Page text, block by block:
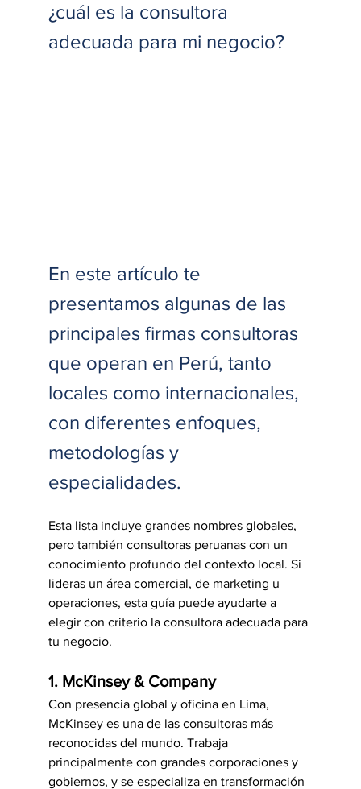
¿cuál es la consultora
adecuada para mi negocio?
En este artículo te
presentamos algunas de las
principales firmas consultoras
que operan en Perú, tanto
locales como internacionales,
con diferentes enfoques,
metodologías y
especialidades.
Esta lista incluye grandes nombres globales,
pero también consultoras peruanas con un
conocimiento profundo del contexto local. Si
lideras un área comercial, de marketing u
operaciones, esta guía puede ayudarte a
elegir con criterio la consultora adecuada para
tu negocio.
1. McKinsey & Company
Con presencia global y oficina en Lima,
McKinsey es una de las consultoras más
reconocidas del mundo. Trabaja
principalmente con grandes corporaciones y
gobiernos, y se especializa en transformación